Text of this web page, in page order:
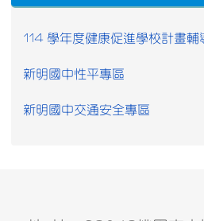
114 學年度健康促進學校計畫輔
新明國中性平專區
新明國中交通安全專區